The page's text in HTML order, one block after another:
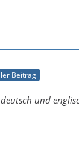
Beitrag
und